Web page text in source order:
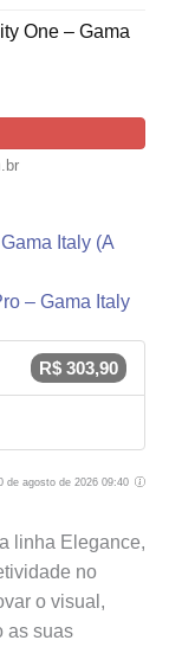
One – Gama
Italy (A
R$ 303,90
de agosto de 2026 09:40
linha Elegance,
no
o visual,
as suas